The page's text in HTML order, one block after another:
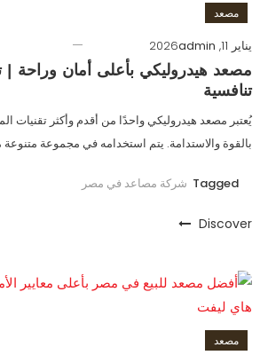
مصعد
يناير 11, 2026
admin
مصعد هيدروليكي بأعلى أمان وراحة |
تنافسية
يُعتبر مصعد هيدروليكي واحدًا من أقدم وأكثر تقنيات
بالقوة والاستدامة. يتم استخدامه في مجموعة متنوعة
Tagged شركة مصاعد في مصر
Discover
مصعد